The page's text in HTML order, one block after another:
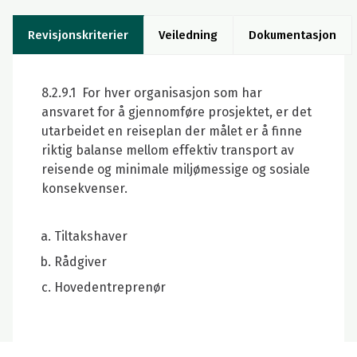
Revisjonskriterier Veiledning Dokumentasjon
8.2.9.1 For hver organisasjon som har
ansvaret for å gjennomføre prosjektet, er det
utarbeidet en reiseplan der målet er å finne
riktig balanse mellom effektiv transport av
reisende og minimale miljømessige og sosiale
konsekvenser.
Tiltakshaver
Rådgiver
Hovedentreprenør